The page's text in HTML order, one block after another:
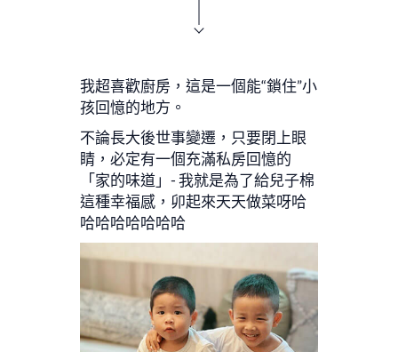
我超喜歡廚房，這是一個能“鎖住”小
孩回憶的地方。
不論⻑⼤後世事變遷，只要閉上眼
睛，必定有⼀個充滿私房回憶的
「家的味道」- 我就是為了給兒⼦棉
這種幸福感，卯起來天天做菜呀哈
哈哈哈哈哈哈哈